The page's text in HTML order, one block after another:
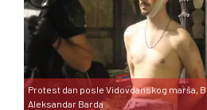
Protest dan posle Vidovdanskog marša,
Aleksandar Barda